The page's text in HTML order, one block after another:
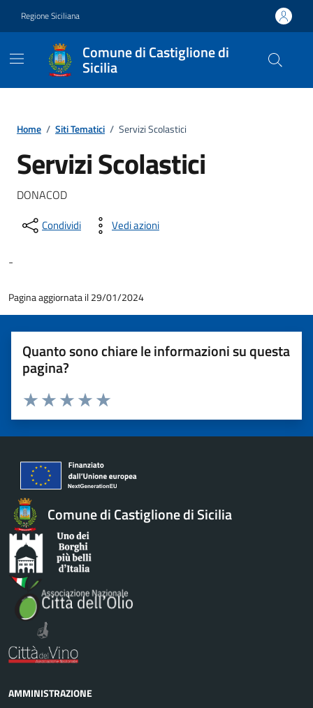
Regione Siciliana
Comune di Castiglione di
Sicilia
Home / Siti Tematici / Servizi Scolastici
Servizi Scolastici
DONACOD
Condividi Vedi azioni
-
Pagina aggiornata il 29/01/2024
Quanto sono chiare le informazioni su questa
pagina?
Valuta 5 stelle su 5
Valuta 4 stelle su 5
Valuta 3 stelle su 5
Valuta 2 stelle su 5
Valuta 1 stelle su 5
Comune di Castiglione di Sicilia
AMMINISTRAZIONE